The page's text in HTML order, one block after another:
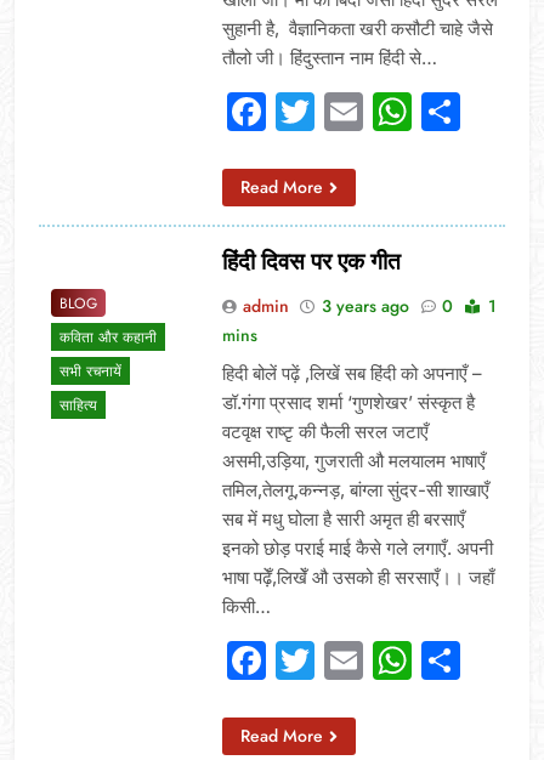
सुहानी है, वैज्ञानिकता खरी कसौटी चाहे जैसे
तौलो जी। हिंदुस्तान नाम हिंदी से…
Facebook
Twitter
Email
Read More
BLOG
कविता और कहानी
सभी रचनायें
साहित्य
हिंदी दिवस पर एक गीत
admin 3 years ago 0
1
mins
हिदी बोलें पढ़ें ,लिखें सब हिंदी को अपनाएँ –
डॉ.गंगा प्रसाद शर्मा ‘गुणशेखर’ संस्कृत है
वटवृक्ष राष्टृ की फैली सरल जटाएँ
असमी,उड़िया, गुजराती औ मलयालम भाषाएँ
तमिल,तेलगू,कन्नड़, बांग्ला सुंदर-सी शाखाएँ
सब में मधु घोला है सारी अमृत ही बरसाएँ
इनको छोड़ पराई माई कैसे गले लगाएँ. अपनी
भाषा पढ़ेँ,लिखेँ औ उसको ही सरसाएँ।। जहाँ
किसी…
Facebook
Twitter
Email
Read More